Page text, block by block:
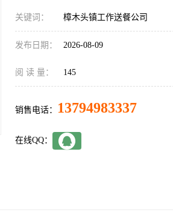
关键词： 樟木头镇工作送餐公司
发布日期： 2026-08-09
阅 读 量： 145
销售电话： 13794983337
在线QQ：